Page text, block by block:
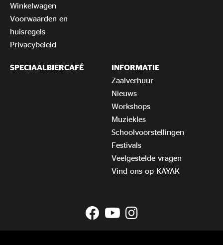
Winkelwagen
Voorwaarden en
huisregels
Privacybeleid
SPECIAALBIERCAFÉ
INFORMATIE
Zaalverhuur
Nieuws
Workshops
Muziekles
Schoolvoorstellingen
Festivals
Veelgestelde vragen
Vind ons op KAYAK